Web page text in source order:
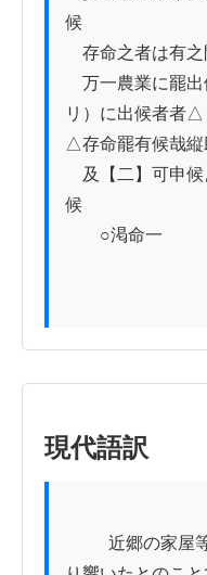
候
存命之者は有之
万一農業に罷出
リ）に出候者者△
△存命罷有候哉縦
及【二】可申候
候
○渇命一
現代語訳